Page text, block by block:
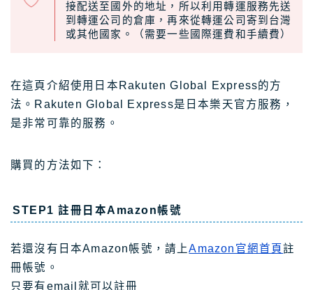
接配送至國外的地址，所以利用轉運服務先送
到轉運公司的倉庫，再來從轉運公司寄到台灣
或其他國家。（需要一些國際運費和手續費）
在這頁介紹使用日本Rakuten Global Express的方
法。Rakuten Global Express是日本樂天官方服務，
是非常可靠的服務。
購買的方法如下：
STEP1 註冊日本Amazon帳號
若還沒有日本Amazon帳號，請上Amazon官網首頁註
冊帳號。
只要有email就可以註冊